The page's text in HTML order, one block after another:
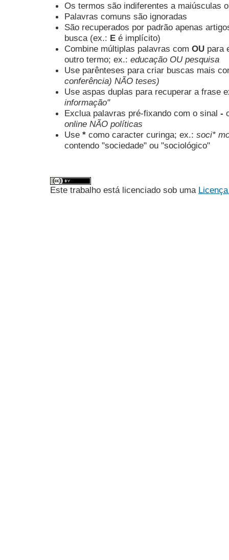
Os termos são indiferentes a maiúsculas
Palavras comuns são ignoradas
São recuperados por padrão apenas
busca (ex.: E é implícito)
Combine múltiplas palavras com OU para
outro termo; ex.: educação OU pesquisa
Use parênteses para criar buscas mais
conferência) NÃO teses)
Use aspas duplas para recuperar a frase
informação"
Exclua palavras pré-fixando com o sinal -
online NÃO políticas
Use * como caracter curinga; ex.: soci*
contendo "sociedade" ou "sociológico"
Este trabalho está licenciado sob uma